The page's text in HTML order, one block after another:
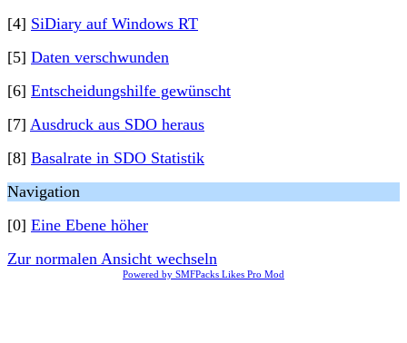
[4] SiDiary auf Windows RT
[5] Daten verschwunden
[6] Entscheidungshilfe gewünscht
[7] Ausdruck aus SDO heraus
[8] Basalrate in SDO Statistik
Navigation
[0] Eine Ebene höher
Zur normalen Ansicht wechseln
Powered by SMFPacks Likes Pro Mod